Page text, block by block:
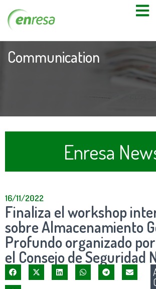
Communication
Enresa
16/11/2022
Finaliza el workshop
sobre Almacenamiento
Profundo organizado
el Consejo de Seguridad